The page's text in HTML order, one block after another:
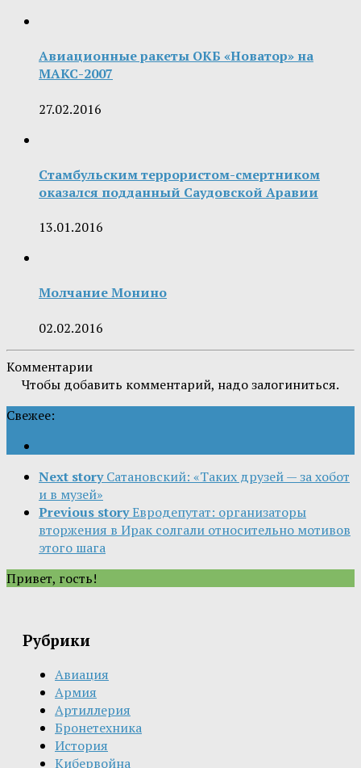
Авиационные ракеты ОКБ «Новатор» на
МАКС-2007
27.02.2016
Стамбульским террористом-смертником
оказался подданный Саудовской Аравии
13.01.2016
Молчание Монино
02.02.2016
Комментарии
Чтобы добавить комментарий, надо залогиниться.
Свежее:
Next story Сатановский: «Таких друзей — за хобот
и в музей»
Previous storyЕвродепутат: организаторы
вторжения в Ирак солгали относительно мотивов
этого шага
Привет, гость!
Рубрики
Авиация
Армия
Артиллерия
Бронетехника
История
Кибервойна